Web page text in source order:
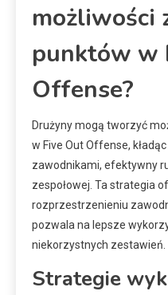
możliwości
punktów w
Offense?
Drużyny mogą tworzyć
w Five Out Offense,
zawodnikami, efektywny
zespołowej. Ta strategia
rozprzestrzenieniu
pozwala na lepsze
niekorzystnych zestawień.
Strategie